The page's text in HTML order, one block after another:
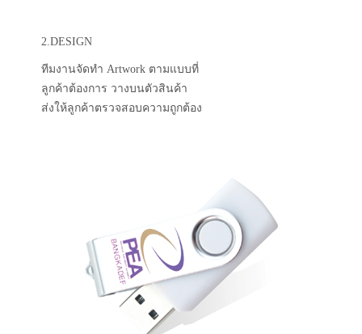
2.DESIGN
ทีมงานจัดทำ Artwork ตามแบบที่
ลูกค้าต้องการ วางบนตัวสินค้า
ส่งให้ลูกค้าตรวจสอบความถูกต้อง